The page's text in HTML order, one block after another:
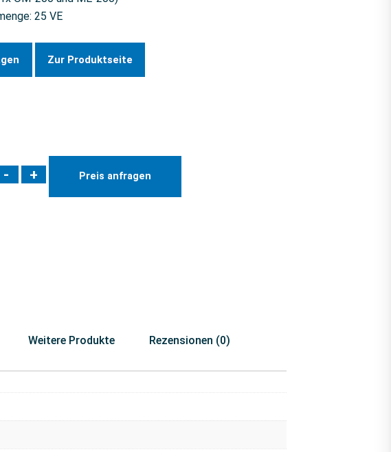
25 VE
Zur Produktseite
- + Preis anfragen
Weitere Produkte Rezensionen (0)